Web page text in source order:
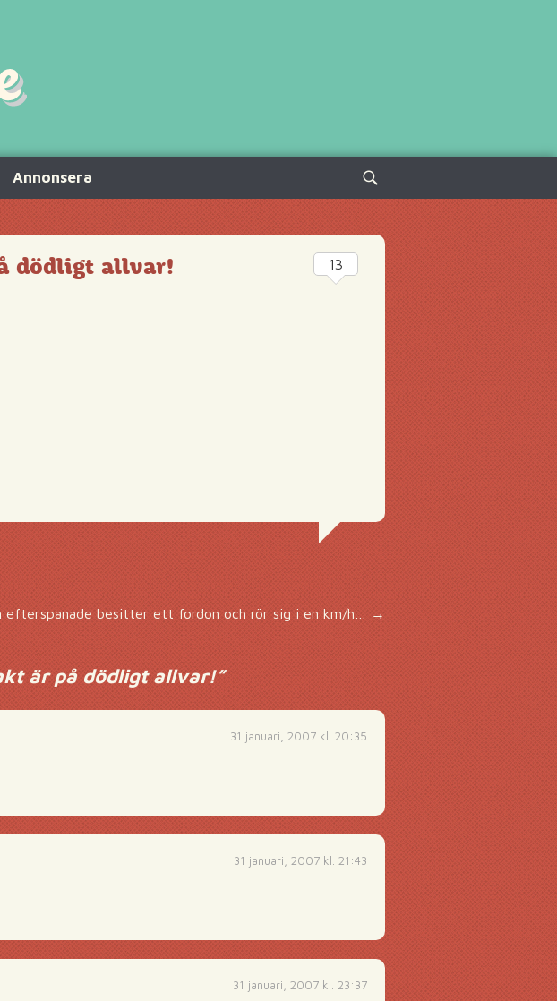
Annonsera
Sök
efter:
dödligt allvar! 13
efterspanade besitter ett fordon och rör sig i en km/h…→
är på dödligt allvar!”
31 januari, 2007 kl. 20:35
31 januari, 2007 kl. 21:43
31 januari, 2007 kl. 23:37